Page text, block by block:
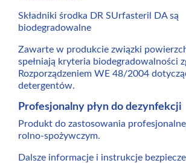
Składniki środka DR SUrfasteril DA są
biodegradowalne
Zawarte w produkcie związki
spełniają kryteria biodegradowalności
Rozporządzeniem WE 48/2004
detergentów.
Profesjonalny płyn do dezynfekcji
Produkt do zastosowania
rolno-spożywczym.
Dalsze informacje i instrukcje